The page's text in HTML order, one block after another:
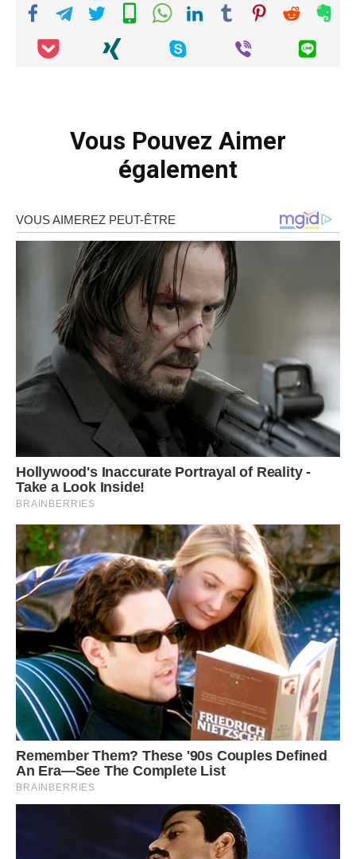
Vous Pouvez Aimer
également